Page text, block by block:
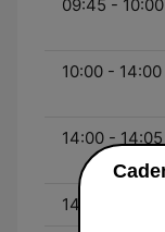
09:45 - 10:00
10:00 - 14:00
14:00 - 14:05
14:05 - 14:30